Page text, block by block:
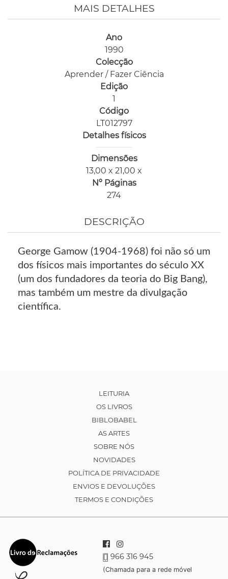
MAIS DETALHES
Ano
1990
Colecção
Aprender / Fazer Ciência
Edição
1
Código
LT012797
Detalhes físicos
Dimensões
13,00 x 21,00 x
Nº Páginas
274
DESCRIÇÃO
George Gamow (1904-1968) foi não só um
dos físicos mais importantes do século XX
(um dos fundadores da teoria do Big Bang),
mas também um mestre da divulgação
científica.
LEITURIA
OS LIVROS
BIBLOBABEL
AS ARTES
SOBRE NÓS
NOVIDADES
POLÍTICA DE PRIVACIDADE
ENVIOS E DEVOLUÇÕES
TERMOS E CONDIÇÕES
966 316 945
(Chamada para a rede móvel